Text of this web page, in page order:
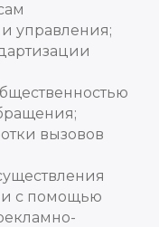
управления;
вызовов
с помощью